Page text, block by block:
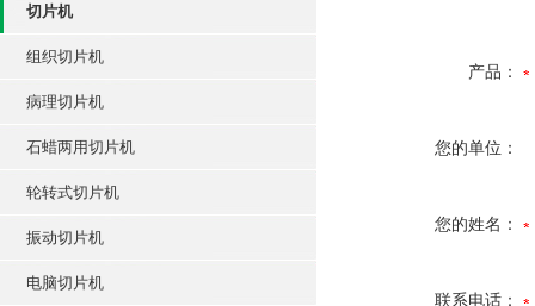
切片机
组织切片机
病理切片机
石蜡两用切片机
轮转式切片机
振动切片机
电脑切片机
产品：
您的单位：
您的姓名：
联系电话：